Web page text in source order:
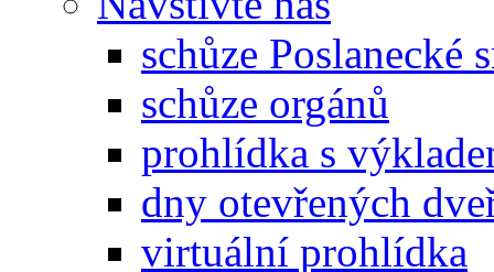
schůze Poslanecké
schůze orgánů
prohlídka s
dny otevřených
virtuální prohlídka